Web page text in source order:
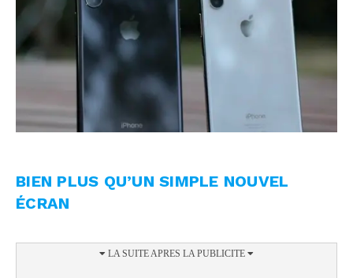
BIEN PLUS QU’UN SIMPLE NOUVEL
ÉCRAN